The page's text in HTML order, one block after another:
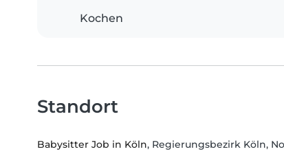
Kochen
Standort
Babysitter Job in Köln, Regierungsbezirk Köln,